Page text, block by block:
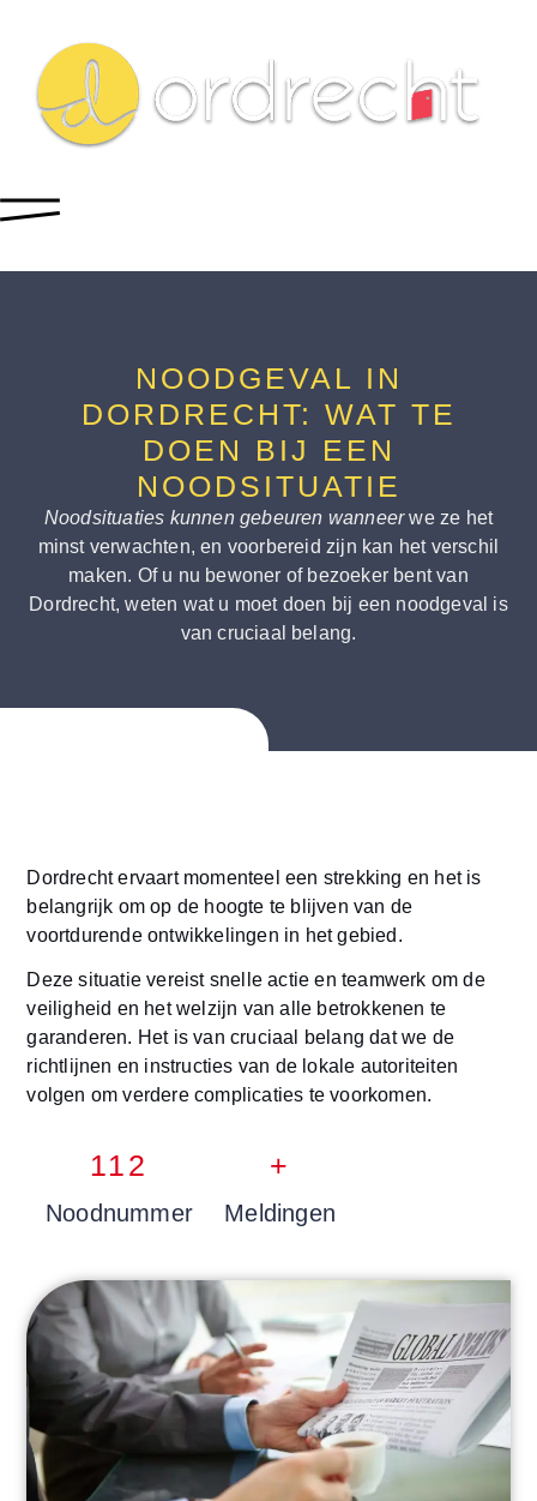
NOODGEVAL IN
DORDRECHT: WAT TE
DOEN BIJ EEN
NOODSITUATIE
Noodsituaties kunnen gebeuren wanneerwe ze het
minst verwachten, en voorbereid zijn kan het verschil
maken. Of u nu bewoner of bezoeker bent van
Dordrecht, weten wat u moet doen bij een noodgeval is
van cruciaal belang.
Dordrecht ervaart momenteel een strekking en het is
belangrijk om op de hoogte te blijven van de
voortdurende ontwikkelingen in het gebied.
Deze situatie vereist snelle actie en teamwerk om de
veiligheid en het welzijn van alle betrokkenen te
garanderen. Het is van cruciaal belang dat we de
richtlijnen en instructies van de lokale autoriteiten
volgen om verdere complicaties te voorkomen.
Noodnummer
112
Meldingen
+